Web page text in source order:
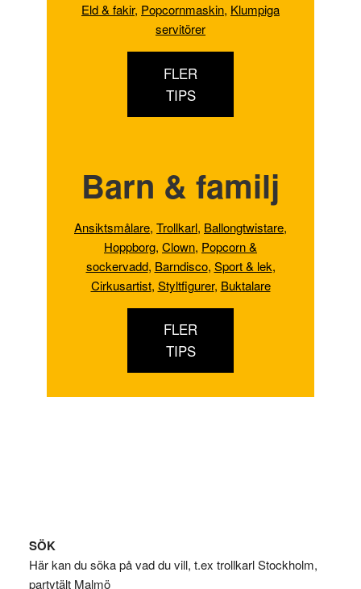
Eld & fakir, Popcornmaskin, Klumpiga
servitörer
FLER
TIPS
Barn & familj
Ansiktsmålare, Trollkarl, Ballongtwistare,
Hoppborg, Clown, Popcorn &
sockervadd, Barndisco, Sport & lek,
Cirkusartist, Styltfigurer, Buktalare
FLER
TIPS
Footer
SÖK
Här kan du söka på vad du vill, t.ex trollkarl Stockholm,
partytält Malmö